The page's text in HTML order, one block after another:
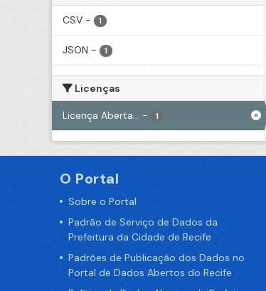
CSV - 1
JSON - 1
Licenças
Licença Aberta... - 1
O Portal
Sobre o Portal
Padrão de Serviço de Dados da
Prefeitura da Cidade de Recife
Padrões de Publicação dos Dados no
Portal de Dados Abertos do Recife